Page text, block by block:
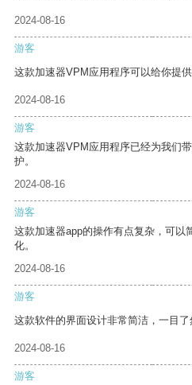
2024-08-16
游客
这款加速器VPM应用程序可以给你提
2024-08-16
游客
这款加速器VPM应用程序已经为我们
护。
2024-08-16
游客
这款加速器app的操作有点复杂，可以
化。
2024-08-16
游客
这款软件的界面设计非常简洁，一目了
2024-08-16
游客